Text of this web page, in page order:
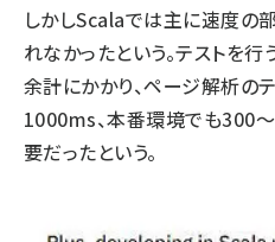
しかしScalaでは主に速度の
れなかったという。テストを
余計にかかり、ページ解析の
1000ms、本番環境でも300
要だったという。